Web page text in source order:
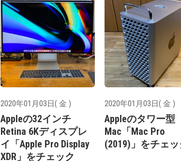
2020年01月03日( 金 )
Appleの32インチ
Retina 6Kディスプレ
イ「Apple Pro Display
XDR」をチェック
2020年01月03日( 金 )
Appleのタワー型
Mac「Mac Pro
(2019)」をチェッ